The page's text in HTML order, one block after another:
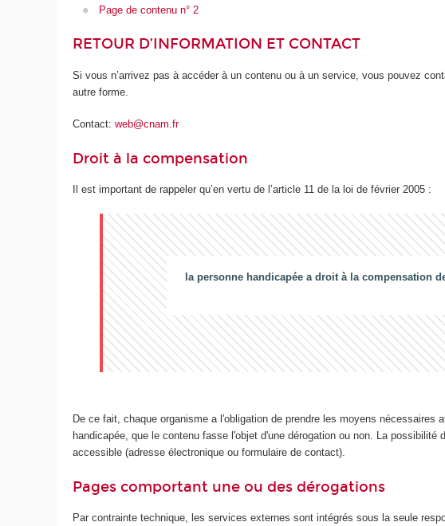
Page de contenu n° 2
RETOUR D’INFORMATION ET CONTACT
Si vous n’arrivez pas à accéder à un contenu ou à un service, vous pouvez
autre forme.
Contact:web@cnam.fr
Droit à la compensation
Il est important de rappeler qu’en vertu de l’article 11 de la loi de février 2005 :
la personne handicapée a droit à la compensation
De ce fait, chaque organisme a l'obligation de prendre les moyens
handicapée, que le contenu fasse l'objet d'une dérogation ou non. La
accessible (adresse électronique ou formulaire de contact).
Pages comportant une ou des dérogations
Par contrainte technique, les services externes sont intégrés sous la seule